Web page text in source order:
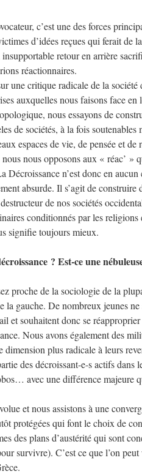
c’est une des forces
d’idées reçues qui ferait de
retour en arrière
réactionnaires.
une critique radicale de la société
auxquelles nous faisons face en
nous essayons de
de sociétés, à la fois soutenables
espaces de vie, de pensée et
nous opposons aux « réac’ »
n’est donc en
absurde. Il s’agit de construire
de nos sociétés
conditionnés par les religions
signifie toujours mieux.
? Est-ce une
proche de la sociologie de la
la gauche. De nombreux jeunes
et souhaitent donc se
Nous avons également des
dimension plus radicale à leurs
des décroissant-e-s actifs dans
avec une différence majeure
et nous assistons à une
protégées qui font le choix de
des plans d’austérité qui sont
survivre). C’est ce que l’on